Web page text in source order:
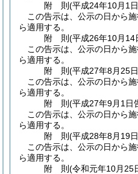
附 則(平成24年10月1
この告示は、公示の日から
ら適用する。
附 則(平成26年10月14
この告示は、公示の日から
ら適用する。
附 則(平成27年8月25
この告示は、公示の日から
ら適用する。
附 則(平成27年9月1日
この告示は、公示の日から
ら適用する。
附 則(平成28年8月19
この告示は、公示の日から
ら適用する。
附 則(令和元年10月25